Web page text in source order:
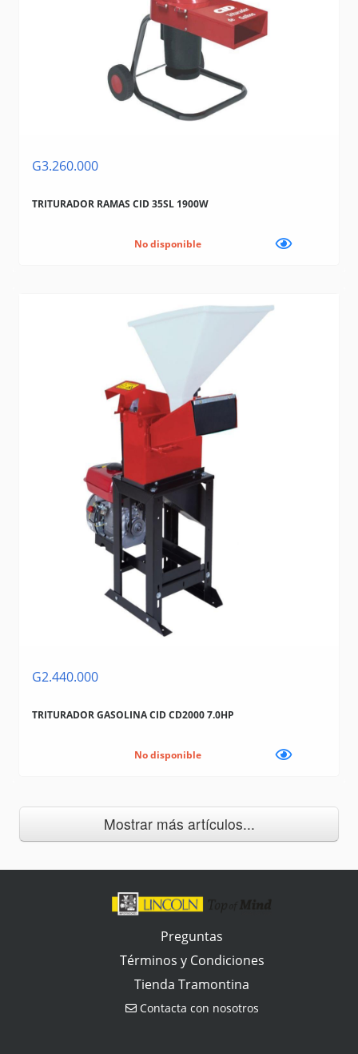
G3.260.000
TRITURADOR RAMAS CID 35SL 1900W
No disponible
G2.440.000
TRITURADOR GASOLINA CID CD2000 7.0HP
No disponible
Mostrar más artículos...
Preguntas
Términos y Condiciones
Tienda Tramontina
Contacta con nosotros